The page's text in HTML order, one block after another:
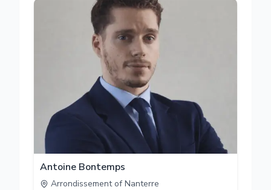
Antoine Bontemps
Arrondissement of Nanterre